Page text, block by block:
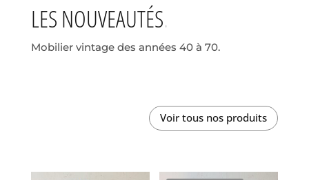
LES NOUVEAUTÉS
Mobilier vintage des années 40 à 70.
Voir tous nos produits